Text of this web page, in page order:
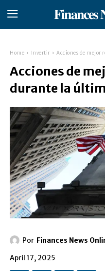
𝐅𝐢𝐧𝐚𝐧𝐜𝐞𝐬
Home Invertir Acciones de mejor
Acciones de
durante la
Por Finances News
April 17, 2025